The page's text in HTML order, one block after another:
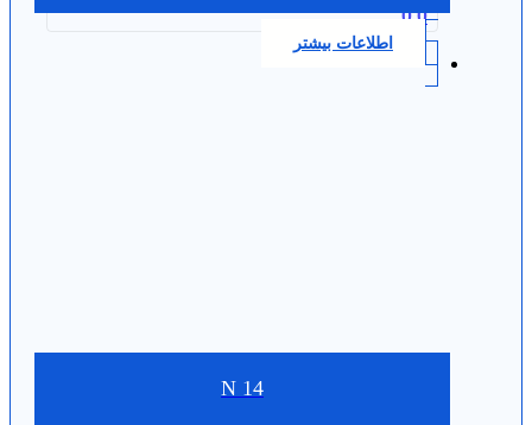
0.0
اطلاعات بیشتر
N 14